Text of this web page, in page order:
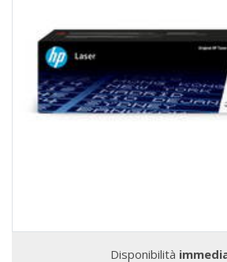
Disponibilità